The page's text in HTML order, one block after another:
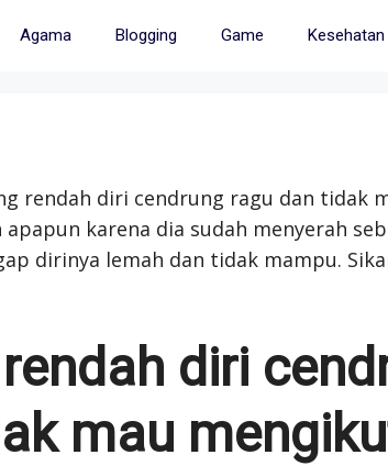
Agama Blogging Game Kesehatan
rendah diri cendrung ragu dan tidak
karena dia sudah menyerah
dirinya lemah dan tidak mampu.
diri
mau